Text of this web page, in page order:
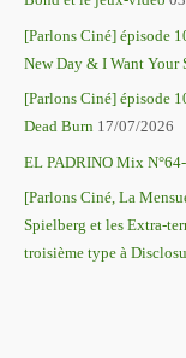
[Parlons Ciné] épisode
New Day & I Want Your
[Parlons Ciné] épisode
Dead Burn 17/07/2026
EL PADRINO Mix
[Parlons Ciné, La
Spielberg et les Extra-
troisième type à